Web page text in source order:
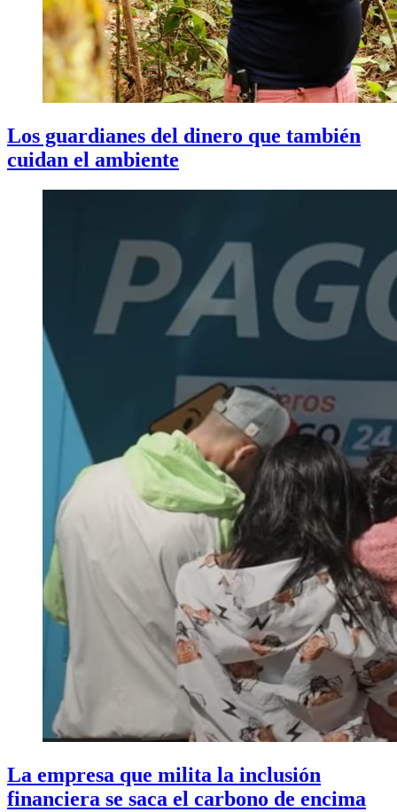
Los guardianes del dinero que también
cuidan el ambiente
La empresa que milita la inclusión
financiera se saca el carbono de encima